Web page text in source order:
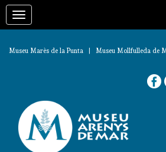
Vés
contingutToggle
Museu Marès de la Punta | Museu Mollfulleda de